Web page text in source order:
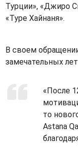
Турции», «Джиро
«Туре Хайнаня».
В своем
замечательных
«После
то
Astana